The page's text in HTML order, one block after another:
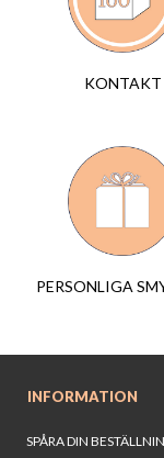
KONTAKT
PERSONLIGA
INFORMATION
SPÅRA DIN